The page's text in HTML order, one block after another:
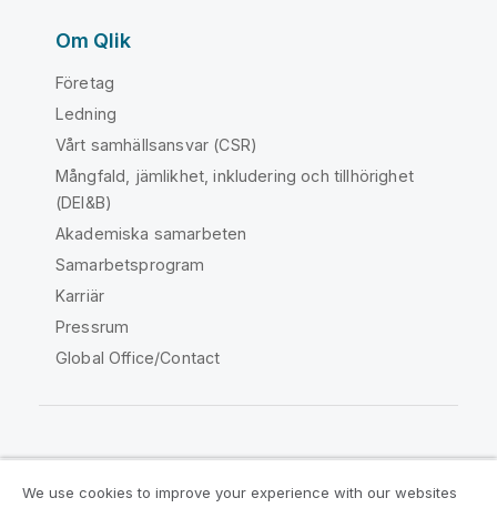
Om Qlik
Företag
Ledning
Vårt samhällsansvar (CSR)
Mångfald, jämlikhet, inkludering och tillhörighet
(DEI&B)
Akademiska samarbeten
Samarbetsprogram
Karriär
Pressrum
Global Office/Contact
We use cookies to improve your experience with our websites